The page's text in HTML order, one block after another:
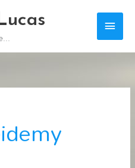
Main